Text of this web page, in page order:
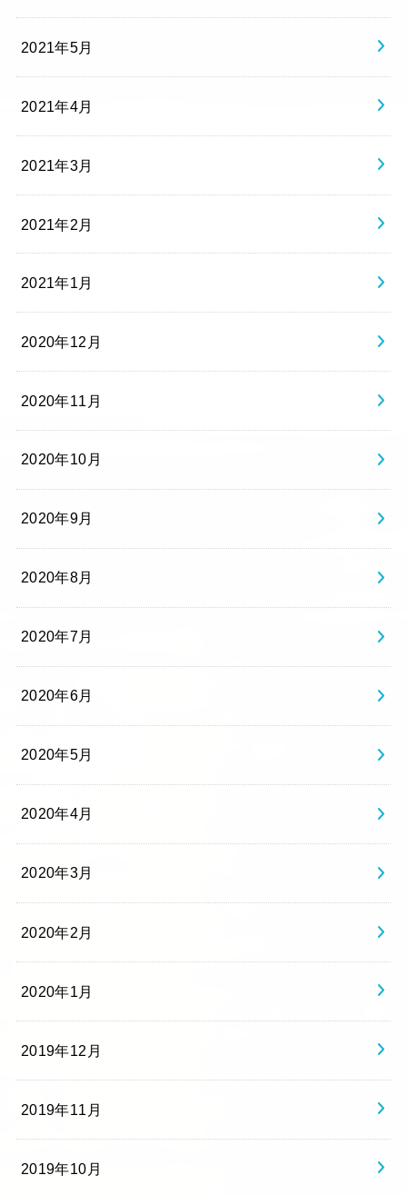
2021年5月
2021年4月
2021年3月
2021年2月
2021年1月
2020年12月
2020年11月
2020年10月
2020年9月
2020年8月
2020年7月
2020年6月
2020年5月
2020年4月
2020年3月
2020年2月
2020年1月
2019年12月
2019年11月
2019年10月